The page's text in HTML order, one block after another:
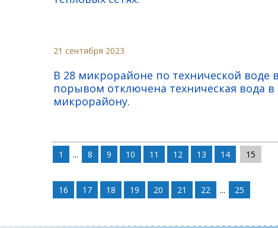
21 сентября 2023
В 28 микрорайоне по технической воде
порывом отключена техническая вода
микрорайону.
1 ... 8 9 10 11 12 13 14 15
16 17 18 19 20 21 22 ... 25